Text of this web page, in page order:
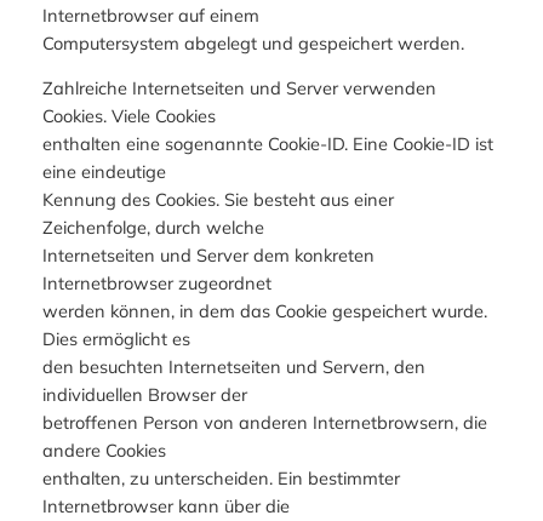
Internetbrowser auf einem
Computersystem abgelegt und gespeichert werden.
Zahlreiche Internetseiten und Server verwenden
Cookies. Viele Cookies
enthalten eine sogenannte Cookie-ID. Eine Cookie-ID ist
eine eindeutige
Kennung des Cookies. Sie besteht aus einer
Zeichenfolge, durch welche
Internetseiten und Server dem konkreten
Internetbrowser zugeordnet
werden können, in dem das Cookie gespeichert wurde.
Dies ermöglicht es
den besuchten Internetseiten und Servern, den
individuellen Browser der
betroffenen Person von anderen Internetbrowsern, die
andere Cookies
enthalten, zu unterscheiden. Ein bestimmter
Internetbrowser kann über die